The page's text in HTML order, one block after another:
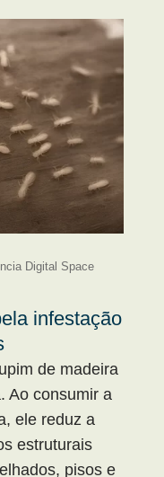
Digital Space
infestação
de madeira
Ao consumir a
ele reduz a
estruturais
pisos e